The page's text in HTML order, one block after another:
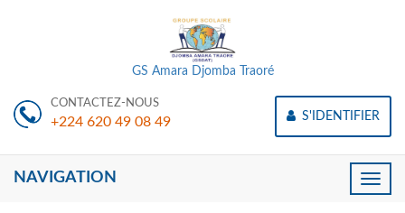
GS Amara Djomba Traoré
CONTACTEZ-NOUS
+224 620 49 08 49 S'IDENTIFIER
Toggle
NAVIGATION